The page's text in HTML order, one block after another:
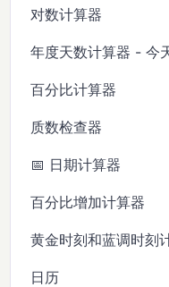
对数计算器
年度天数计算器 - 今
百分比计算器
质数检查器
📅 日期计算器
百分比增加计算器
黄金时刻和蓝调时刻
日历